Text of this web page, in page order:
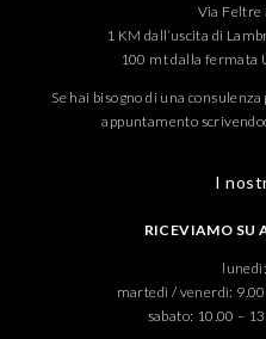
Via Feltre
1 KM dall’uscita di
100 mt dalla fermata
Se hai bisogno di una
appuntamento
I
RICEVIAMO SU
martedì / venerdì:
sabato: 10.00 –